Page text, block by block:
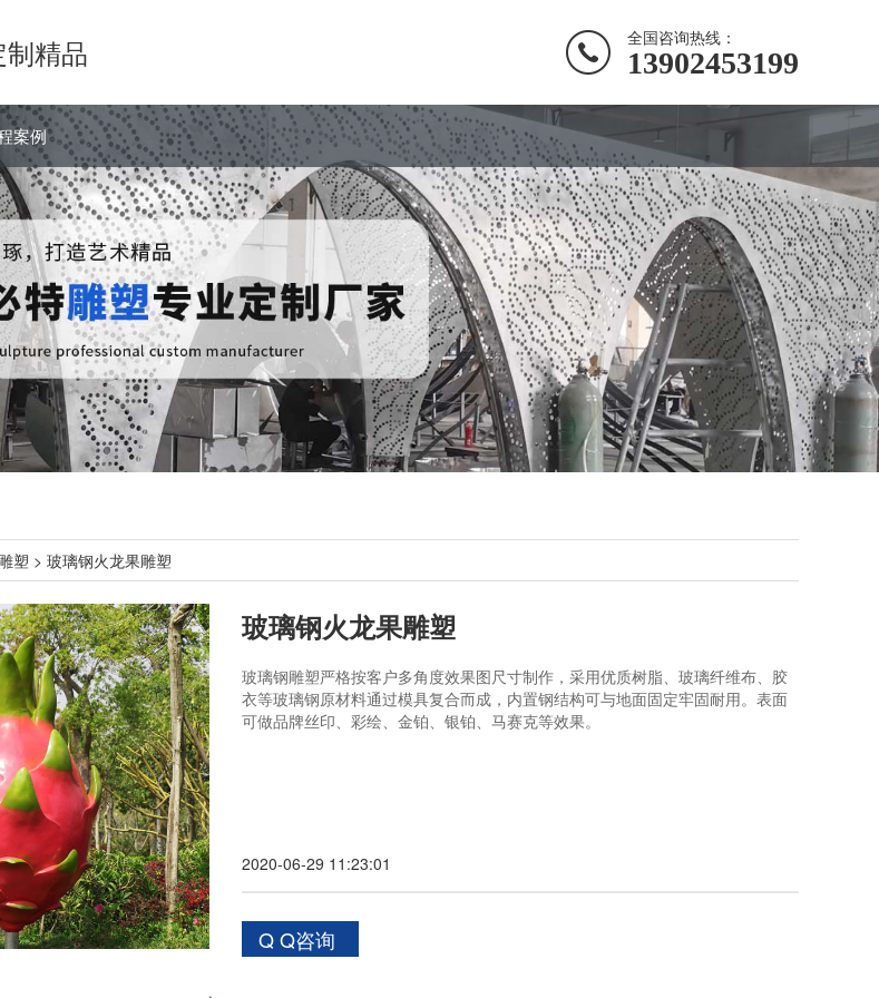
精品 全国咨询热线：
13902453199
案例
塑 > 玻璃钢火龙果雕塑
玻璃钢火龙果雕塑
玻璃钢雕塑严格按客户多角度效果图尺寸制作，采用优质树脂、玻璃纤维布、胶
衣等玻璃钢原材料通过模具复合而成，内置钢结构可与地面固定牢固耐用。表面
可做品牌丝印、彩绘、金铂、银铂、马赛克等效果。
2020-06-29 11:23:01
Q Q咨询